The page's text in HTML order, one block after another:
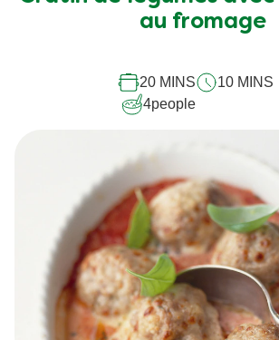
au fromage
20 MINS
10 MINS
4people